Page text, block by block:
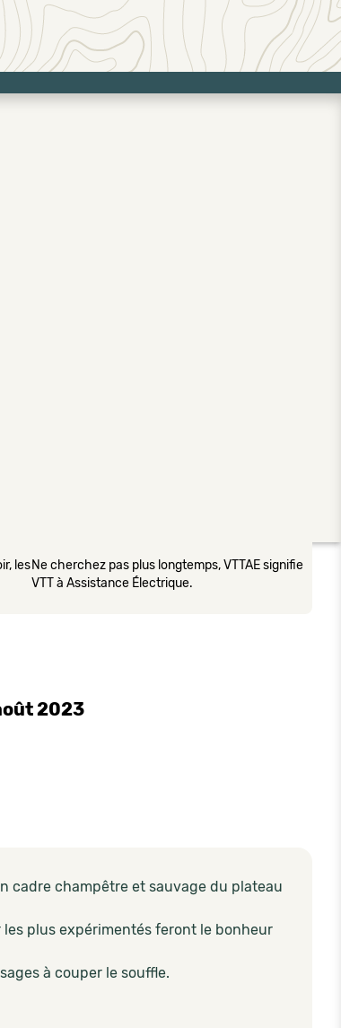
lesNe cherchez pas plus longtemps, VTTAE signifie
VTT à Assistance Électrique.
2023
cadre champêtre et sauvage du plateau
les plus expérimentés feront le bonheur
à couper le souffle.